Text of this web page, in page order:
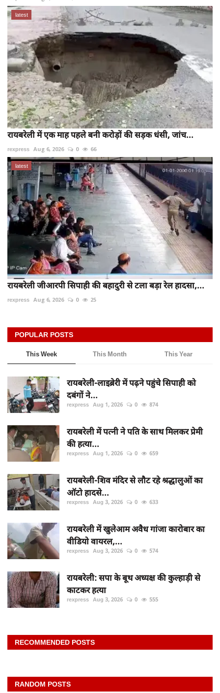
latest
रायबरेली में एक माह पहले बनी करोड़ों की सड़क धंसी, जांच...
rexpress Aug 6, 2026 0 66
latest
रायबरेली जीआरपी सिपाही की बहादुरी से टला बड़ा रेल हादसा,...
rexpress Aug 6, 2026 0 25
POPULAR POSTS
This Week This Month This Year
रायबरेली-लाइब्रेरी में पढ़ने पहुंचे सिपाही को
दबंगों ने...
rexpress Aug 1, 2026 0 874
रायबरेली में पत्नी ने पति के साथ मिलकर प्रेमी
की हत्या...
rexpress Aug 1, 2026 0 659
रायबरेली-शिव मंदिर से लौट रहे श्रद्धालुओं का
ऑटो हादसे...
rexpress Aug 3, 2026 0 633
रायबरेली में खुलेआम अवैध गांजा कारोबार का
वीडियो वायरल,...
rexpress Aug 3, 2026 0 574
रायबरेली: सपा के बूथ अध्यक्ष की कुल्हाड़ी से
काटकर हत्या
rexpress Aug 3, 2026 0 555
RECOMMENDED POSTS
RANDOM POSTS